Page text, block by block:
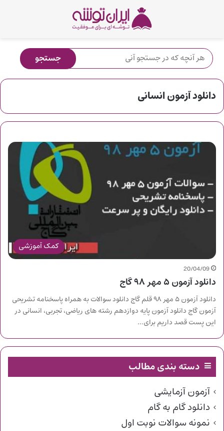
دانلود آزمون انسانی
کمک آموزشی
20/04/09
دانلود آزمون ۵ مهر ۹۸ گاج
دانلود آزمون ۵ مهر ۹۸ قلم گاج دانلود سوالات به همراه پاسخنامه تشریحی
آزمون گاج دانلود آزمون پایه دوازدهم رشته های ریاضی، تجربی، انسانی در
این پست قصد داریم برای…
دسته بندی مطالب
آزمون آزمایشی
دانلود گام به گام
نمونه سوالات نوبت اول